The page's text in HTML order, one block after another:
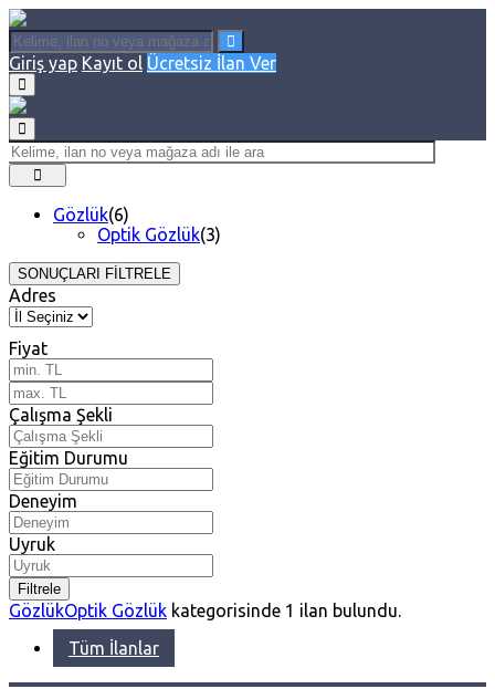
Giriş yap Kayıt ol Ücretsiz İlan Ver
Gözlük(6)
Optik Gözlük(3)
SONUÇLARI FİLTRELE
Adres
Fiyat
Çalışma Şekli
Eğitim Durumu
Deneyim
Uyruk
Filtrele
GözlükOptik Gözlük kategorisinde 1 ilan bulundu.
Tüm İlanlar